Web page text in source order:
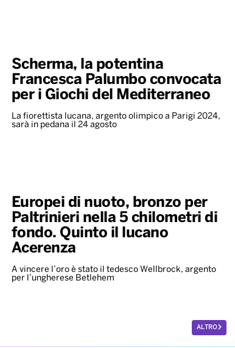
Scherma, la potentina
Francesca Palumbo convocata
per i Giochi del Mediterraneo
La fiorettista lucana, argento olimpico a Parigi 2024,
sarà in pedana il 24 agosto
Europei di nuoto, bronzo per
Paltrinieri nella 5 chilometri di
fondo. Quinto il lucano
Acerenza
A vincere l’oro è stato il tedesco Wellbrock, argento
per l’ungherese Betlehem
ALTRO